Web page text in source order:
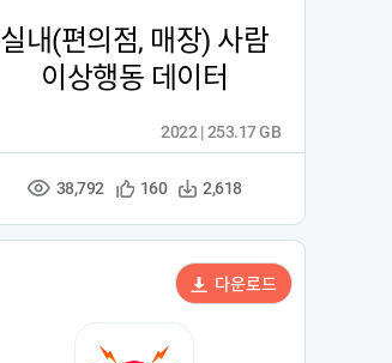
실내(편의점, 매장) 사람
이상행동 데이터
조
수
38,792
관
등
록
160
다
수
2,618
2022 | 253.17 GB
다운로드